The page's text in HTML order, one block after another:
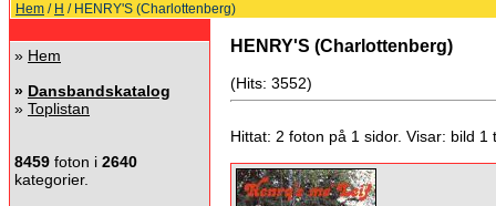
Hem / H / HENRY'S (Charlottenberg)
» Hem
» Dansbandskatalog
» Toplistan
8459 foton i 2640
kategorier.
HENRY'S (Charlottenberg)
(Hits: 3552)
Hittat: 2 foton på 1 sidor. Visar: bild 1